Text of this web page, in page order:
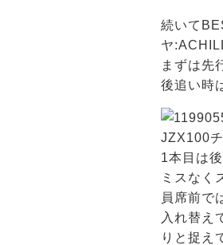
続いて
ヤ
まずは先
後追い時
JZX100
1本目は
ミスなく
員席前で
入れ替え
りと捉え